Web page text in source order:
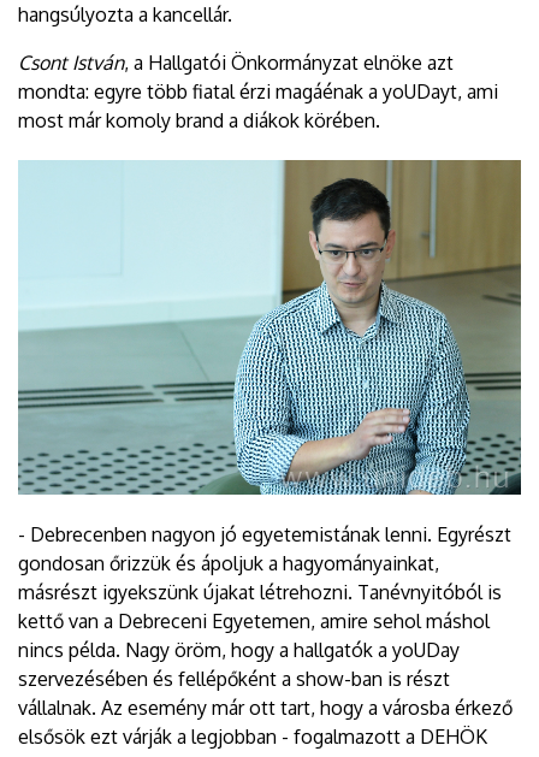
hangsúlyozta a kancellár.
Csont István, a Hallgatói Önkormányzat elnöke azt
mondta: egyre több fiatal érzi magáénak a yoUDayt, ami
most már komoly brand a diákok körében.
- Debrecenben nagyon jó egyetemistának lenni. Egyrészt
gondosan őrizzük és ápoljuk a hagyományainkat,
másrészt igyekszünk újakat létrehozni. Tanévnyitóból is
kettő van a Debreceni Egyetemen, amire sehol máshol
nincs példa. Nagy öröm, hogy a hallgatók a yoUDay
szervezésében és fellépőként a show-ban is részt
vállalnak. Az esemény már ott tart, hogy a városba érkező
elsősök ezt várják a legjobban - fogalmazott a DEHÖK